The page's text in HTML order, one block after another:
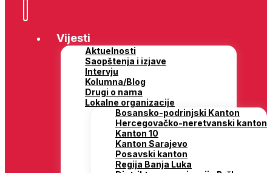
Vijesti
Aktuelnosti
Saopštenja i izjave
Intervju
Kolumna/Blog
Drugi o nama
Lokalne organizacije
Bosansko-podrinjski Kanton
Hercegovačko-neretvanski kanton
Kanton 10
Kanton Sarajevo
Posavski kanton
Regija Banja Luka